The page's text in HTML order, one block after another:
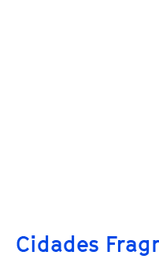
Cidades